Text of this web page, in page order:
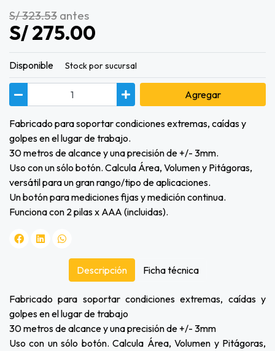
S/ 323.53 antes
S/ 275.00
Disponible Stock por sucursal
Agregar
Fabricado para soportar condiciones extremas, caídas y
golpes en el lugar de trabajo.
30 metros de alcance y una precisión de +/- 3mm.
Uso con un sólo botón. Calcula Área, Volumen y Pitágoras,
versátil para un gran rango/tipo de aplicaciones.
Un botón para mediciones fijas y medición continua.
Funciona con 2 pilas x AAA (incluidas).
Fabricado para soportar condiciones extremas, caídas y
golpes en el lugar de trabajo
30 metros de alcance y una precisión de +/- 3mm
Uso con un sólo botón. Calcula Área, Volumen y Pitágoras,
Descripción Ficha técnica